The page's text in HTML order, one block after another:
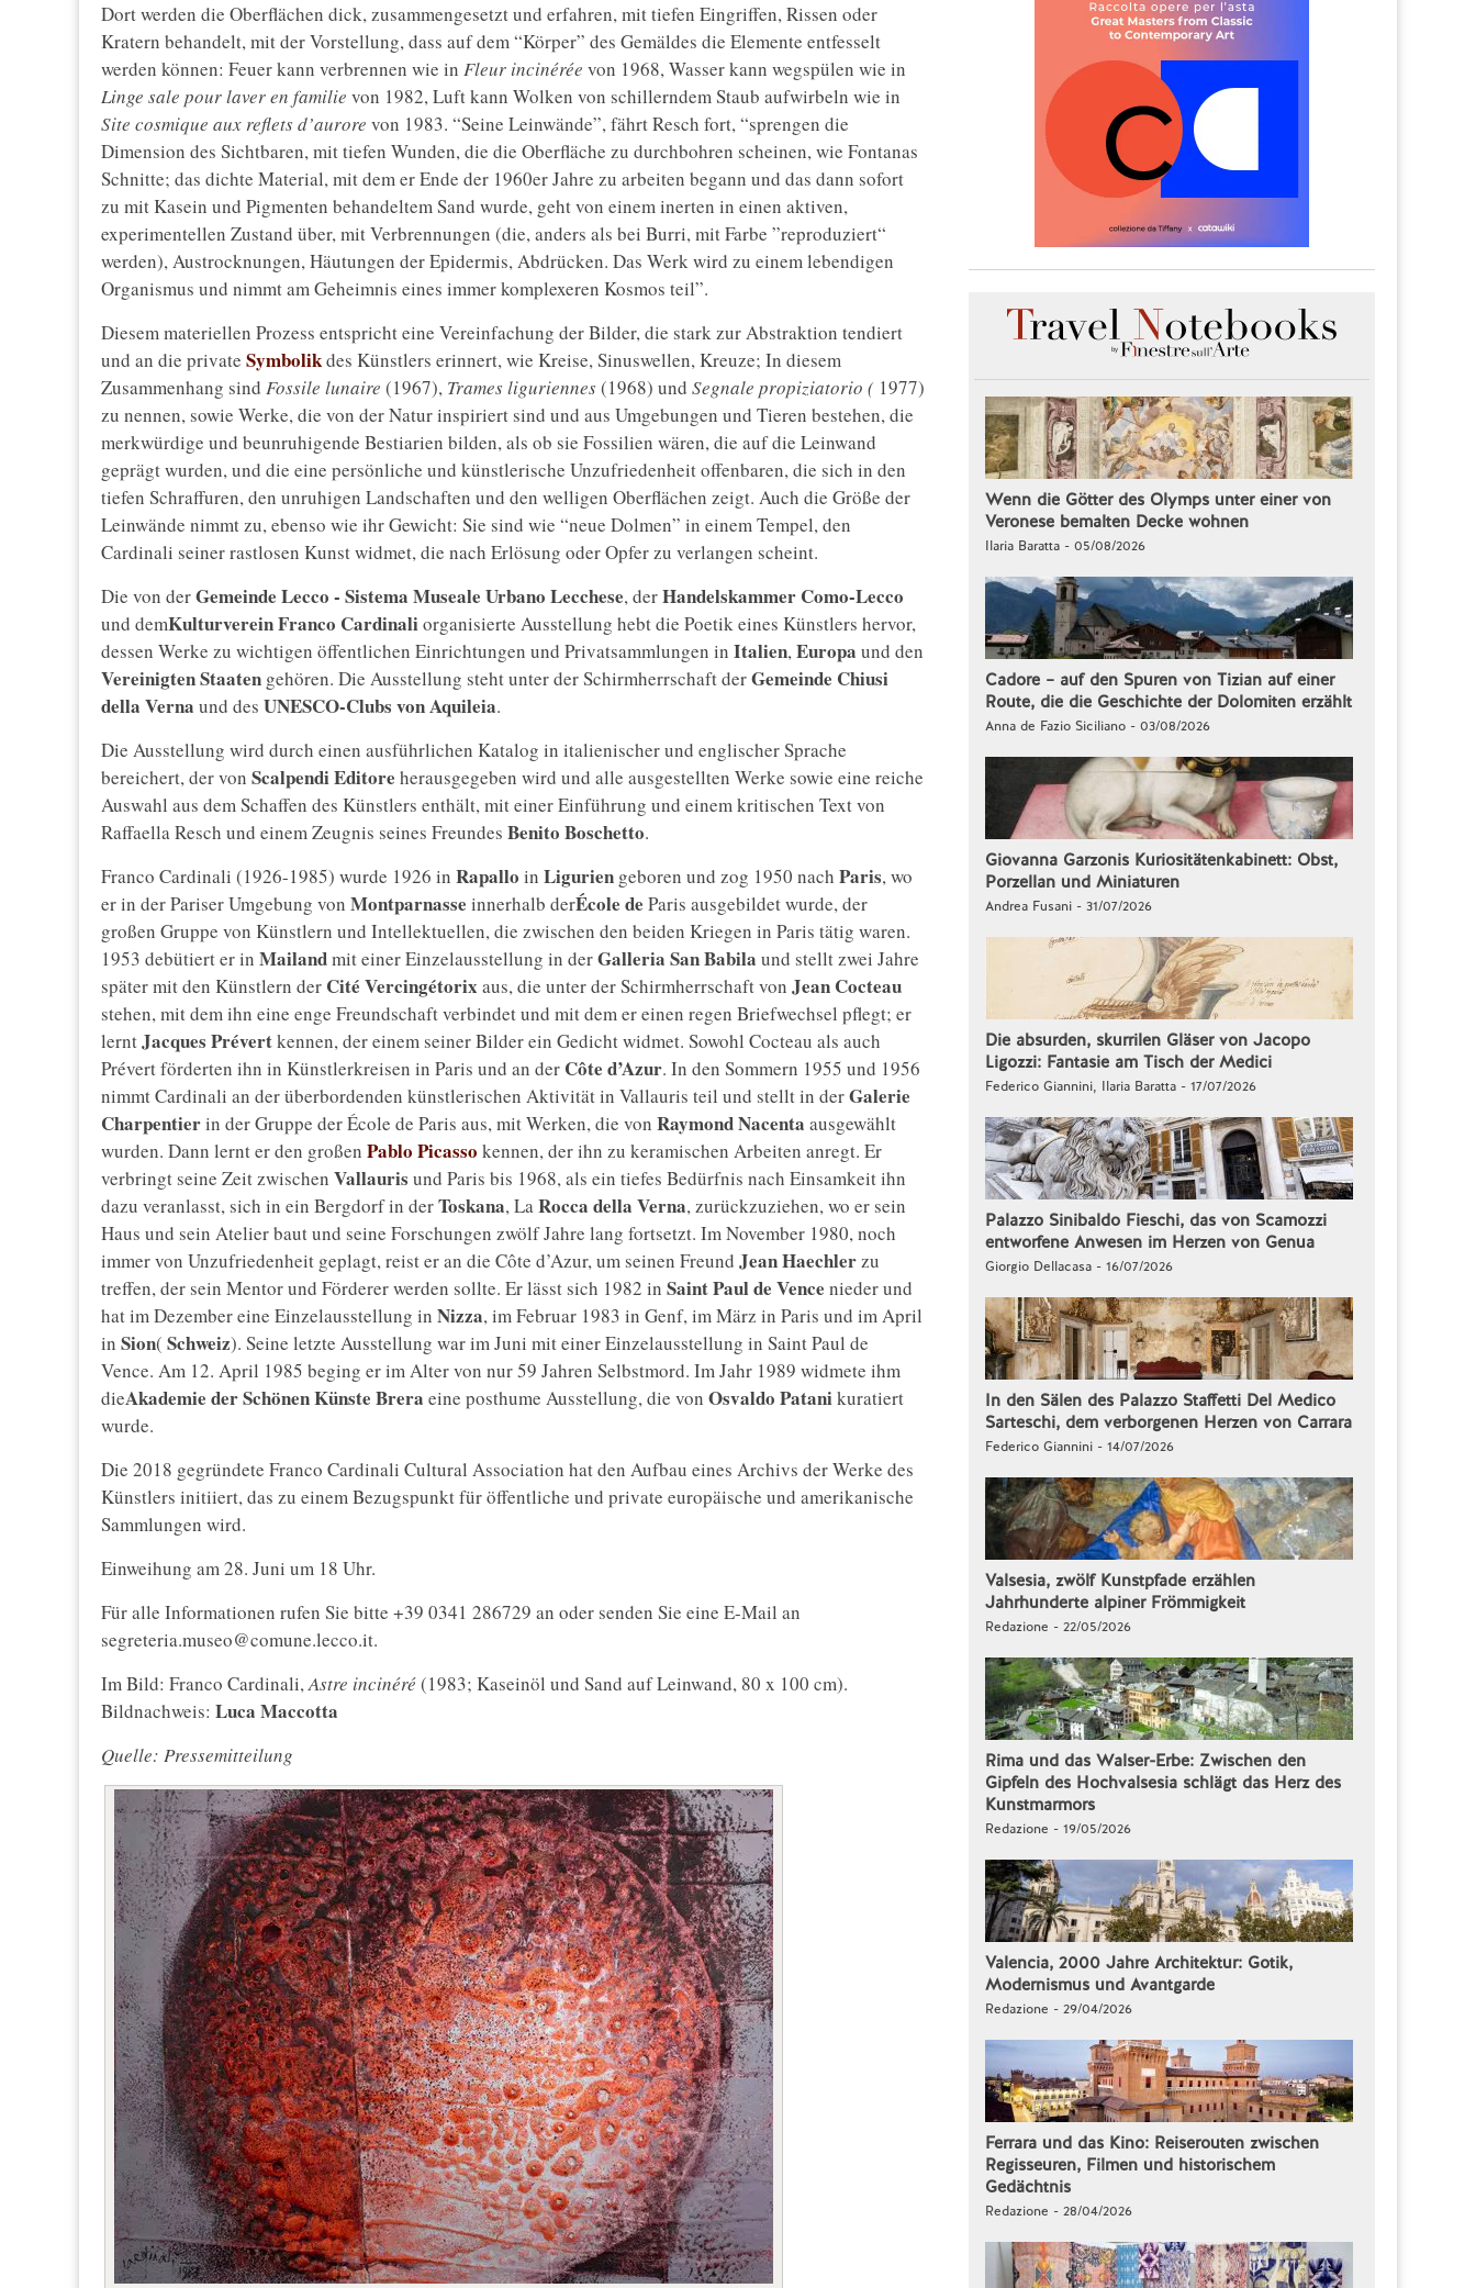
Dort werden die Oberflächen dick, zusammengesetzt und erfahren, mit tiefen Eingriffen, Rissen oder
Kratern behandelt, mit der Vorstellung, dass auf dem “Körper” des Gemäldes die Elemente entfesselt
werden können: Feuer kann verbrennen wie in Fleur incinérée von 1968, Wasser kann wegspülen wie in
Linge sale pour laver en familie von 1982, Luft kann Wolken von schillerndem Staub aufwirbeln wie in
Site cosmique aux reflets d’aurore von 1983. “Seine Leinwände”, fährt Resch fort, “sprengen die
Dimension des Sichtbaren, mit tiefen Wunden, die die Oberfläche zu durchbohren scheinen, wie Fontanas
Schnitte; das dichte Material, mit dem er Ende der 1960er Jahre zu arbeiten begann und das dann sofort
zu mit Kasein und Pigmenten behandeltem Sand wurde, geht von einem inerten in einen aktiven,
experimentellen Zustand über, mit Verbrennungen (die, anders als bei Burri, mit Farbe ”reproduziert“
werden), Austrocknungen, Häutungen der Epidermis, Abdrücken. Das Werk wird zu einem lebendigen
Organismus und nimmt am Geheimnis eines immer komplexeren Kosmos teil”.
Diesem materiellen Prozess entspricht eine Vereinfachung der Bilder, die stark zur Abstraktion tendiert
und an die private Symbolikdes Künstlers erinnert, wie Kreise, Sinuswellen, Kreuze; In diesem
Zusammenhang sind Fossile lunaire (1967), Trames liguriennes(1968) und Segnale propiziatorio ( 1977)
zu nennen, sowie Werke, die von der Natur inspiriert sind und aus Umgebungen und Tieren bestehen, die
merkwürdige und beunruhigende Bestiarien bilden, als ob sie Fossilien wären, die auf die Leinwand
geprägt wurden, und die eine persönliche und künstlerische Unzufriedenheit offenbaren, die sich in den
tiefen Schraffuren, den unruhigen Landschaften und den welligen Oberflächen zeigt. Auch die Größe der
Leinwände nimmt zu, ebenso wie ihr Gewicht: Sie sind wie “neue Dolmen” in einem Tempel, den
Cardinali seiner rastlosen Kunst widmet, die nach Erlösung oder Opfer zu verlangen scheint.
Die von derGemeinde Lecco - Sistema Museale Urbano Lecchese, derHandelskammer Como-Lecco
und demKulturverein Franco Cardinaliorganisierte Ausstellung hebt die Poetik eines Künstlers hervor,
dessen Werke zu wichtigen öffentlichen Einrichtungen und Privatsammlungen in Italien,Europa und den
Vereinigten Staaten gehören. Die Ausstellung steht unter der Schirmherrschaft derGemeinde Chiusi
della Verna und des UNESCO-Clubs von Aquileia.
Die Ausstellung wird durch einen ausführlichen Katalog in italienischer und englischer Sprache
bereichert, der von Scalpendi Editore herausgegeben wird und alle ausgestellten Werke sowie eine reiche
Auswahl aus dem Schaffen des Künstlers enthält, mit einer Einführung und einem kritischen Text von
Raffaella Resch und einem Zeugnis seines Freundes Benito Boschetto.
Franco Cardinali (1926-1985) wurde 1926 in Rapallo in Ligurien geboren und zog 1950 nach Paris, wo
er in der Pariser Umgebung von Montparnasse innerhalb derÉcole de Paris ausgebildet wurde, der
großen Gruppe von Künstlern und Intellektuellen, die zwischen den beiden Kriegen in Paris tätig waren.
1953 debütiert er in Mailandmit einer Einzelausstellung in derGalleria San Babila und stellt zwei Jahre
später mit den Künstlern der Cité Vercingétorix aus, die unter der Schirmherrschaft von Jean Cocteau
stehen, mit dem ihn eine enge Freundschaft verbindet und mit dem er einen regen Briefwechsel pflegt; er
lerntJacques Prévertkennen, der einem seiner Bilder ein Gedicht widmet. Sowohl Cocteau als auch
Prévert förderten ihn in Künstlerkreisen in Paris und an der Côte d’Azur. In den Sommern 1955 und 1956
nimmt Cardinali an der überbordenden künstlerischen Aktivität in Vallauris teil und stellt in derGalerie
Charpentierin der Gruppe der École de Paris aus, mit Werken, die von Raymond Nacenta ausgewählt
wurden. Dann lernt er den großen Pablo Picasso kennen, der ihn zu keramischen Arbeiten anregt. Er
verbringt seine Zeit zwischen Vallauris und Paris bis 1968, als ein tiefes Bedürfnis nach Einsamkeit ihn
dazu veranlasst, sich in ein Bergdorf in derToskana, LaRocca della Verna, zurückzuziehen, wo er sein
Haus und sein Atelier baut und seine Forschungen zwölf Jahre lang fortsetzt. Im November 1980, noch
immer von Unzufriedenheit geplagt, reist er an die Côte d’Azur, um seinen Freund Jean Haechlerzu
treffen, der sein Mentor und Förderer werden sollte. Er lässt sich 1982 in Saint Paul de Vence nieder und
hat im Dezember eine Einzelausstellung in Nizza, im Februar 1983 in Genf, im März in Paris und im April
in Sion( Schweiz). Seine letzte Ausstellung war im Juni mit einer Einzelausstellung in Saint Paul de
Vence. Am 12. April 1985 beging er im Alter von nur 59 Jahren Selbstmord. Im Jahr 1989 widmete ihm
dieAkademie der Schönen Künste Brera eine posthume Ausstellung, die von Osvaldo Patanikuratiert
wurde.
Die 2018 gegründete Franco Cardinali Cultural Association hat den Aufbau eines Archivs der Werke des
Künstlers initiiert, das zu einem Bezugspunkt für öffentliche und private europäische und amerikanische
Sammlungen wird.
Einweihung am 28. Juni um 18 Uhr.
Für alle Informationen rufen Sie bitte +39 0341 286729 an oder senden Sie eine E-Mail an
segreteria.museo@comune.lecco.it.
Im Bild: Franco Cardinali,Astre incinéré(1983; Kaseinöl und Sand auf Leinwand, 80 x 100 cm).
Bildnachweis: Luca Maccotta
Quelle: Pressemitteilung
Wenn die Götter des Olymps unter einer von
Veronese bemalten Decke wohnen
Ilaria Baratta - 05/08/2026
Cadore – auf den Spuren von Tizian auf einer
Route, die die Geschichte der Dolomiten erzählt
Anna de Fazio Siciliano - 03/08/2026
Giovanna Garzonis Kuriositätenkabinett: Obst,
Porzellan und Miniaturen
Andrea Fusani - 31/07/2026
Die absurden, skurrilen Gläser von Jacopo
Ligozzi: Fantasie am Tisch der Medici
Federico Giannini, Ilaria Baratta - 17/07/2026
Palazzo Sinibaldo Fieschi, das von Scamozzi
entworfene Anwesen im Herzen von Genua
Giorgio Dellacasa - 16/07/2026
In den Sälen des Palazzo Staffetti Del Medico
Sarteschi, dem verborgenen Herzen von Carrara
Federico Giannini - 14/07/2026
Valsesia, zwölf Kunstpfade erzählen
Jahrhunderte alpiner Frömmigkeit
Redazione - 22/05/2026
Rima und das Walser-Erbe: Zwischen den
Gipfeln des Hochvalsesia schlägt das Herz des
Kunstmarmors
Redazione - 19/05/2026
Valencia, 2000 Jahre Architektur: Gotik,
Modernismus und Avantgarde
Redazione - 29/04/2026
Ferrara und das Kino: Reiserouten zwischen
Regisseuren, Filmen und historischem
Gedächtnis
Redazione - 28/04/2026